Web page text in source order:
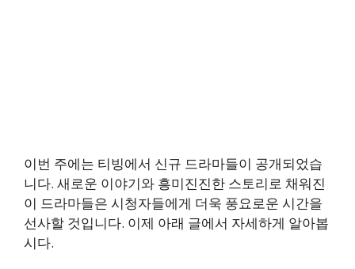
이번 주에는 티빙에서 신규 드라마들이 공개되었습
니다. 새로운 이야기와 흥미진진한 스토리로 채워진
이 드라마들은 시청자들에게 더욱 풍요로운 시간을
선사할 것입니다. 이제 아래 글에서 자세하게 알아봅
시다.